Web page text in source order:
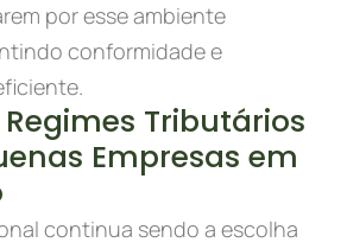
por esse ambiente
conformidade e
Tributários
Empresas em
continua sendo a escolha